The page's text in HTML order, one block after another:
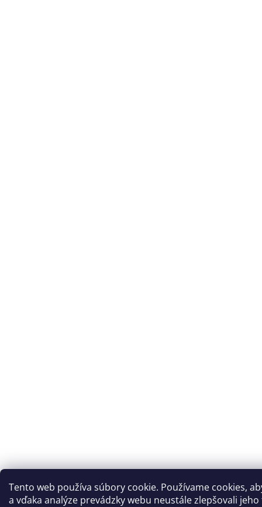
Tento web používa súbory cookie. Používame cookies,
a vďaka analýze prevádzky webu neustále zlepšovali